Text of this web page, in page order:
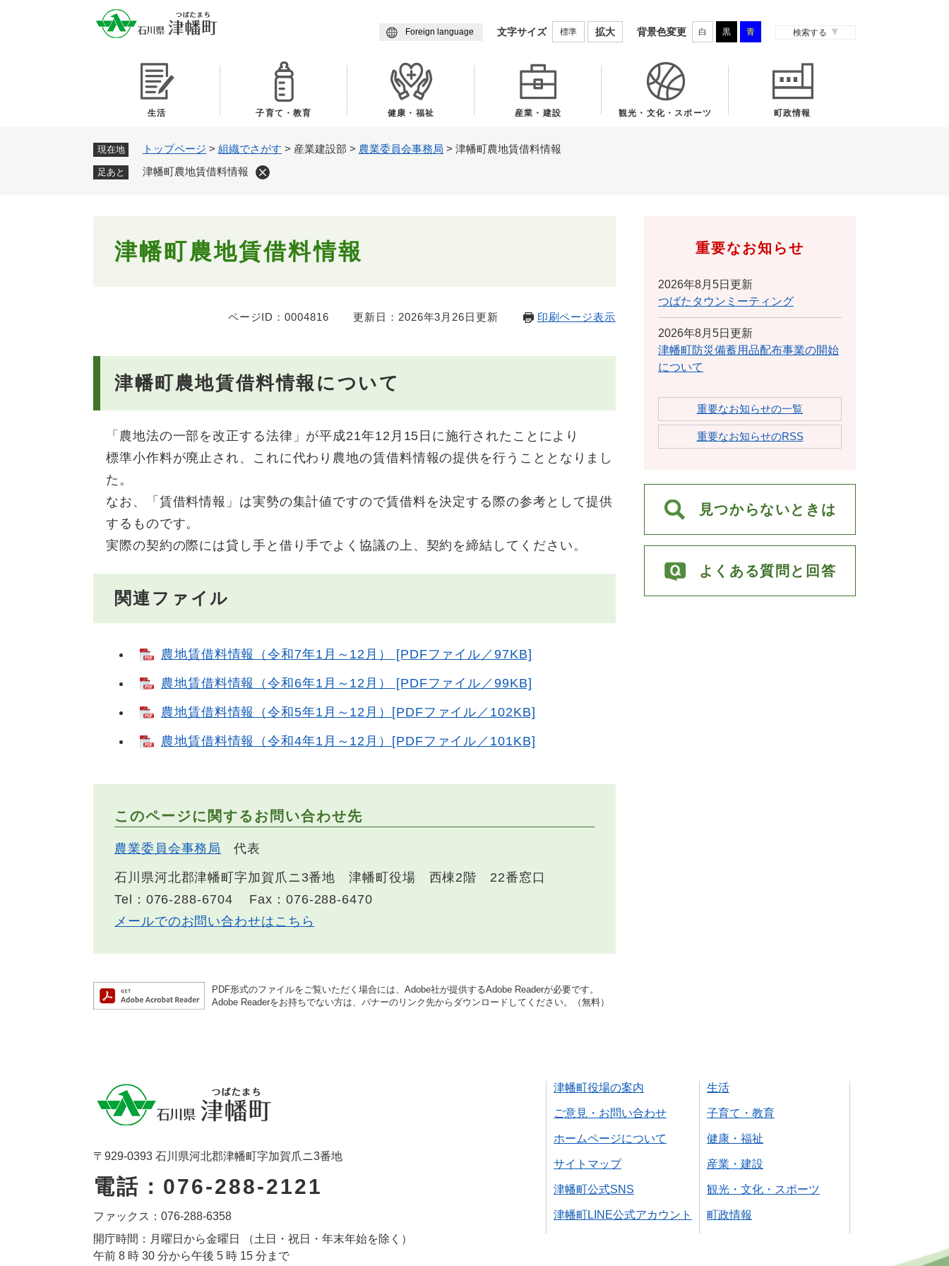
Foreign language 文字サイズ 標準 拡大 背景色変更 白 黒 青 検索する
生活 子育て・教育 健康・福祉 産業・建設 観光・文化・スポーツ 町政情報
現在地 トップページ > 組織でさがす > 産業建設部 > 農業委員会事務局 > 津幡町農地賃借料情報
足あと 津幡町農地賃借料情報
津幡町農地賃借料情報
ページID：0004816 更新日：2026年3月26日更新 印刷ページ表示
津幡町農地賃借料情報について
「農地法の一部を改正する法律」が平成21年12月15日に施行されたことにより
標準小作料が廃止され、これに代わり農地の賃借料情報の提供を行うこととなりまし
た。
なお、「賃借料情報」は実勢の集計値ですので賃借料を決定する際の参考として提供
するものです。
実際の契約の際には貸し手と借り手でよく協議の上、契約を締結してください。
関連ファイル
農地賃借料情報（令和7年1月～12月） [PDFファイル／97KB]
農地賃借料情報（令和6年1月～12月） [PDFファイル／99KB]
農地賃借料情報（令和5年1月～12月）[PDFファイル／102KB]
農地賃借料情報（令和4年1月～12月）[PDFファイル／101KB]
このページに関するお問い合わせ先
農業委員会事務局 代表
石川県河北郡津幡町字加賀爪ニ3番地 津幡町役場 西棟2階 22番窓口
Tel：076-288-6704
Fax：076-288-6470
メールでのお問い合わせはこちら
PDF形式のファイルをご覧いただく場合には、Adobe社が提供するAdobe Readerが必要です。
Adobe Readerをお持ちでない方は、バナーのリンク先からダウンロードしてください。（無料）
重要なお知らせ
2026年8月5日更新
つばたタウンミーティング
2026年8月5日更新
津幡町防災備蓄用品配布事業の開始
について
重要なお知らせの一覧
重要なお知らせのRSS
見つからないときは
よくある質問と回答
〒929-0393 石川県河北郡津幡町字加賀爪ニ3番地
電話：076-288-2121
ファックス：076-288-6358
開庁時間：月曜日から金曜日 （土日・祝日・年末年始を除く）
午前 8 時 30 分から午後 5 時 15 分まで
津幡町役場の案内
ご意見・お問い合わせ
ホームページについて
サイトマップ
津幡町公式SNS
津幡町LINE公式アカウント
生活
子育て・教育
健康・福祉
産業・建設
観光・文化・スポーツ
町政情報